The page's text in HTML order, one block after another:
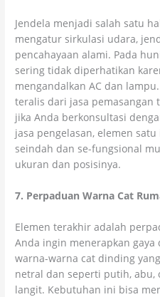
Jendela menjadi salah satu
mengatur sirkulasi udara,
pencahayaan alami. Pada
sering tidak diperhatikan
mengandalkan AC dan
teralis dari jasa pemasangan
jika Anda berkonsultasi
jasa pengelasan, elemen
seindah dan se-fungsional
ukuran dan posisinya.
7. Perpaduan Warna Cat
Elemen terakhir adalah
Anda ingin menerapkan
warna-warna cat dinding
netral dan seperti putih, abu,
langit. Kebutuhan ini bisa